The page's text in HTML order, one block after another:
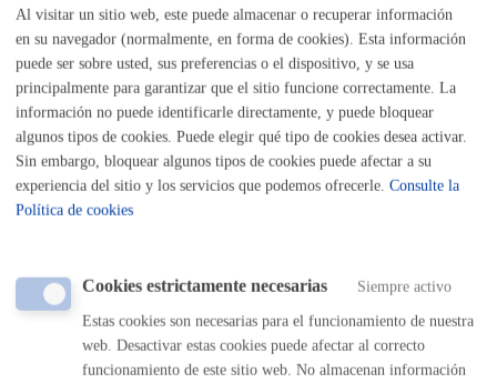
Cuándo lo pueden solicitar
Durante todo el año
Documentación necesaria
caso
es obligatorioel uso del impreso o del formulario
específico indicado en este trámite.
Al visitar un sitio web, este puede almacenar o recuperar información
en su navegador (normalmente, en forma de cookies). Esta información
puede ser sobre usted, sus preferencias o el dispositivo, y se usa
principalmente para garantizar que el sitio funcione correctamente. La
información no puede identificarle directamente, y puede bloquear
algunos tipos de cookies. Puede elegir qué tipo de cookies desea activar.
Sin embargo, bloquear algunos tipos de cookies puede afectar a su
experiencia del sitio y los servicios que podemos ofrecerle. Consulte la
Política de cookies
Cookies estrictamente necesarias Siempre activo
Estas cookies son necesarias para el funcionamiento de nuestra
web. Desactivar estas cookies puede afectar al correcto
funcionamiento de este sitio web. No almacenan información